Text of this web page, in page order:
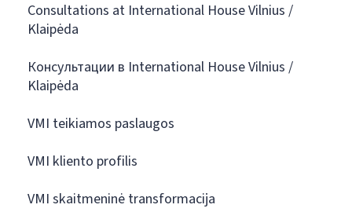
Consultations at International House Vilnius /
Klaipėda
Консультации в International House Vilnius /
Klaipėda
VMI teikiamos paslaugos
VMI kliento profilis
VMI skaitmeninė transformacija